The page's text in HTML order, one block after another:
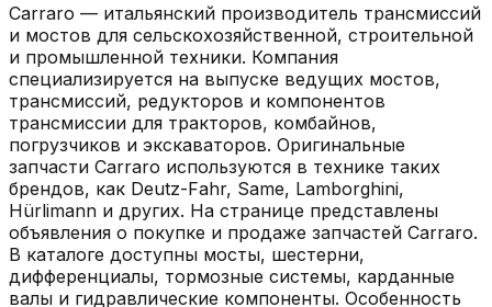
Carraro — итальянский производитель трансмиссий
и мостов для сельскохозяйственной, строительной
и промышленной техники. Компания
специализируется на выпуске ведущих мостов,
трансмиссий, редукторов и компонентов
трансмиссии для тракторов, комбайнов,
погрузчиков и экскаваторов. Оригинальные
запчасти Carraro используются в технике таких
брендов, как Deutz-Fahr, Same, Lamborghini,
Hürlimann и других. На странице представлены
объявления о покупке и продаже запчастей Carraro.
В каталоге доступны мосты, шестерни,
дифференциалы, тормозные системы, карданные
валы и гидравлические компоненты. Особенность